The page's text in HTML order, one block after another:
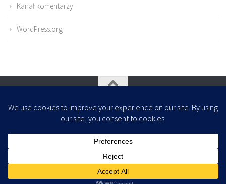
Kanał komentarzy
WordPress.org
- Zaprojektowany z